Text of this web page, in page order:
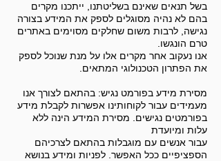
בשל תנאים שאינם בשליטתנו, ייתכנו מקרים
בהם לא נהיה מסוגלים לספק את המידע בצורה
נגישה, לרבות משום שחלקים מסוימים באתרים
טרם הונגשו.
אנו נעקוב אחר מקרים אלו על מנת שנוכל לספק
את הפתרון הטכנולוגי המתאים.
מסירת מידע בפורמט נגיש: בהתאם לצורך אנו
מעמידים עבור לקוחותינו אפשרות לקבלת מידע
בפורמטים נגישים. מסירת המידע הינה ללא
עלות ומיועדת
עבור אנשים עם מוגבלות בהתאם לצרכיהם
הספציפיים ככל האפשר. לפניות ומידע בנושא